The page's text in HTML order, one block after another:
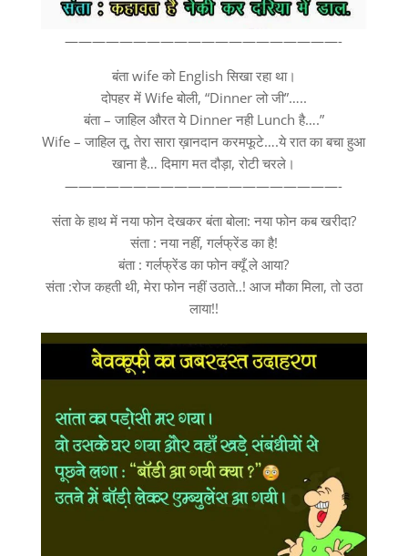
————————————————————-
बंता wife को English सिखा रहा था।
दोपहर में Wife बोली, “Dinner लो जी”…..
बंता – जाहिल औरत ये Dinner नही Lunch है….”
Wife – जाहिल तू, तेरा सारा ख़ानदान करमफूटे….ये रात का बचा हुआ
खाना है… दिमाग मत दौड़ा, रोटी चरले।
————————————————————-
संता के हाथ में नया फोन देखकर बंता बोला: नया फोन कब खरीदा?
संता : नया नहीं, गर्लफ्रेंड का है!
बंता : गर्लफ्रेंड का फोन क्यूँ ले आया?
संता :रोज कहती थी, मेरा फोन नहीं उठाते..! आज मौका मिला, तो उठा
लाया!!